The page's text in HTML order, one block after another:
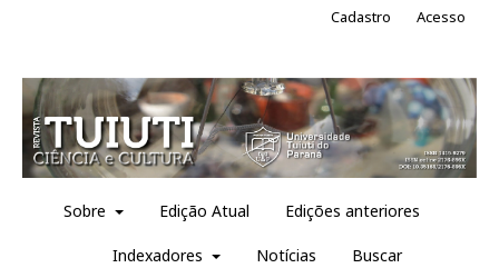
Sobre Edição Atual Edições anteriores
Indexadores Notícias Buscar
Cadastro Acesso